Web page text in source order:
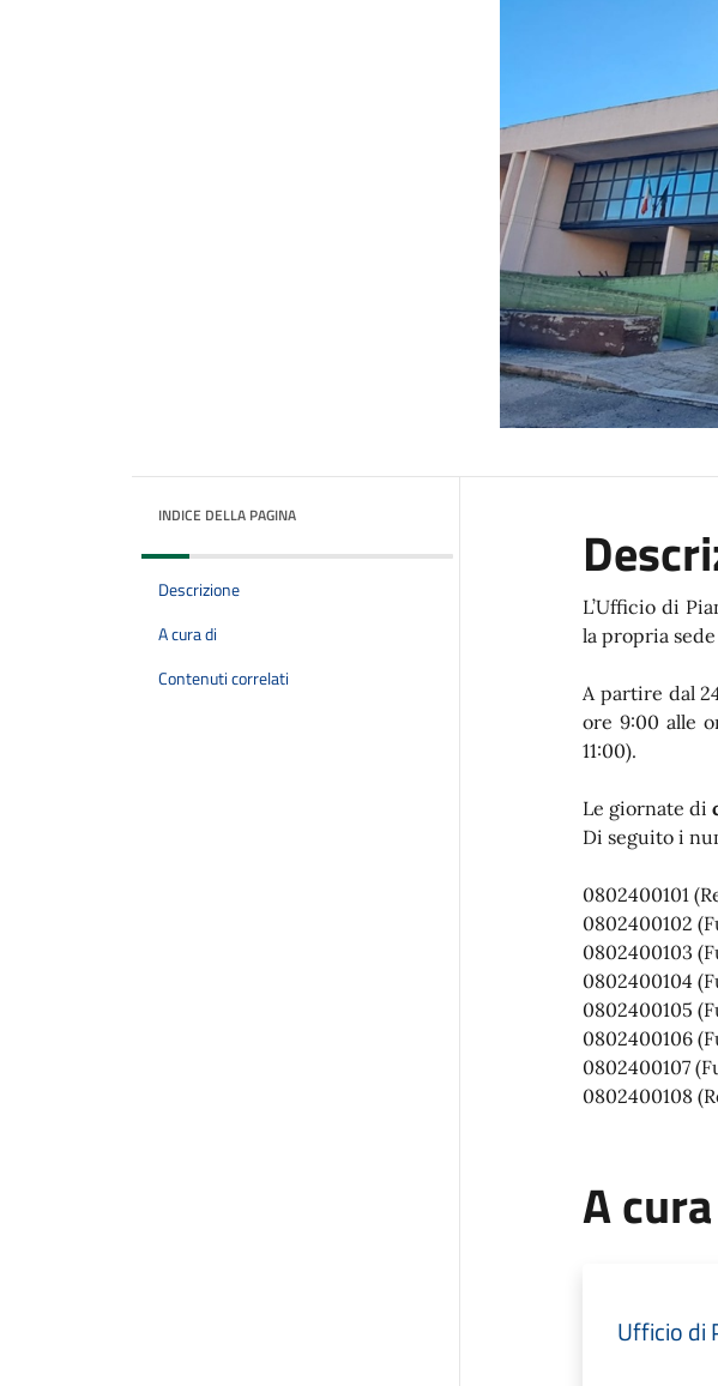
INDICE DELLA PAGINA
Descrizione
A cura di
Contenuti correlati
L’Ufficio di
la propria
A partire dal
ore 9:00 alle
11:00).
Le giornate di
Di seguito i
0802400101
0802400102
0802400103
0802400104
0802400105
0802400106
0802400107
0802400108
A
Ufficio di